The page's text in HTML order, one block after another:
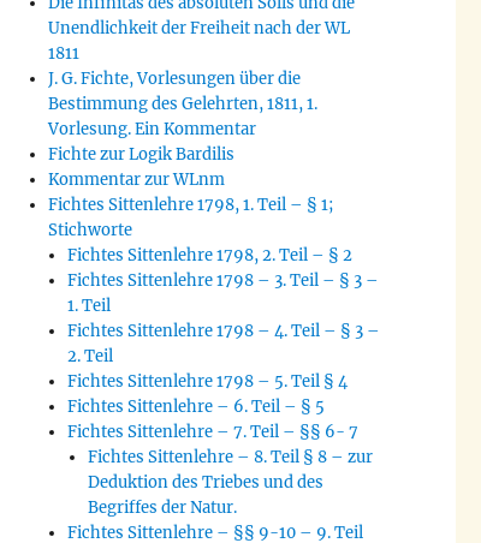
Unendlichkeit der Freiheit nach der WL
1811
J. G. Fichte, Vorlesungen über die
Bestimmung des Gelehrten, 1811, 1.
Vorlesung. Ein Kommentar
Fichte zur Logik Bardilis
Kommentar zur WLnm
Fichtes Sittenlehre 1798, 1. Teil – § 1;
Stichworte
Fichtes Sittenlehre 1798, 2. Teil – § 2
Fichtes Sittenlehre 1798 – 3. Teil – § 3 –
1. Teil
Fichtes Sittenlehre 1798 – 4. Teil – § 3 –
2. Teil
Fichtes Sittenlehre 1798 – 5. Teil § 4
Fichtes Sittenlehre – 6. Teil – § 5
Fichtes Sittenlehre – 7. Teil – §§ 6- 7
Fichtes Sittenlehre – 8. Teil § 8 – zur
Deduktion des Triebes und des
Begriffes der Natur.
Fichtes Sittenlehre – §§ 9-10 – 9. Teil